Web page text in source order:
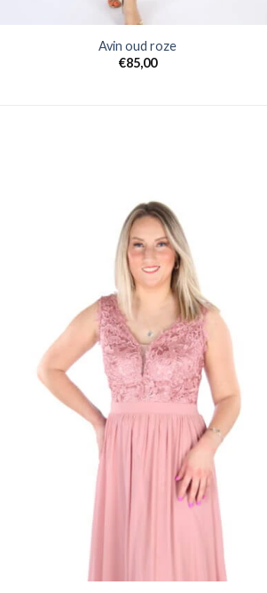
Avin oud roze
€85,00